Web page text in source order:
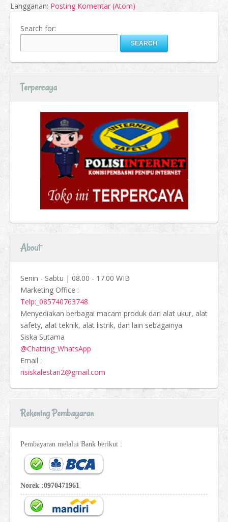
Langganan: Posting Komentar (Atom)
Search for:
Terpercaya
About
Senin - Sabtu | 08.00 - 17.00 WIB
Marketing Office :
Telp:_085740763748
Menyediakan berbagai macam produk dari alat ukur, alat
safety, alat teknik, alat listrik, dan lain sebagainya
Siska Sutama
@Chatting_WhatsApp
Email :
risiskalestari2@gmail.com
Rekening Pembayaran
Pembayaran melalui Bank berikut :
Norek :0970471961